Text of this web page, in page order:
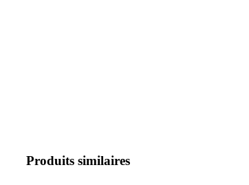
Produits similaires